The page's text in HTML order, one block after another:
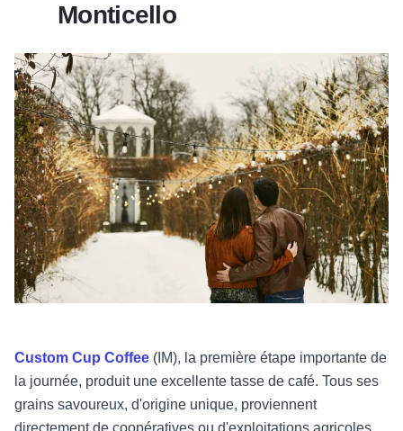
Monticello
Custom Cup Coffee (IM), la première étape importante de
la journée, produit une excellente tasse de café. Tous ses
grains savoureux, d'origine unique, proviennent
directement de coopératives ou d'exploitations agricoles